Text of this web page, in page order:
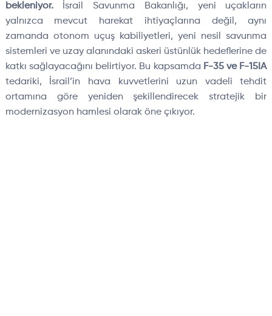
bekleniyor.
İsrail Savunma Bakanlığı, yeni uçakların
yalnızca mevcut harekat ihtiyaçlarına değil, aynı
zamanda otonom uçuş kabiliyetleri, yeni nesil savunma
sistemleri ve uzay alanındaki askeri üstünlük hedeflerine de
katkı sağlayacağını belirtiyor. Bu kapsamda F-35 ve F-15IA
tedariki, İsrail’in hava kuvvetlerini uzun vadeli tehdit
ortamına göre yeniden şekillendirecek stratejik bir
modernizasyon hamlesi olarak öne çıkıyor.